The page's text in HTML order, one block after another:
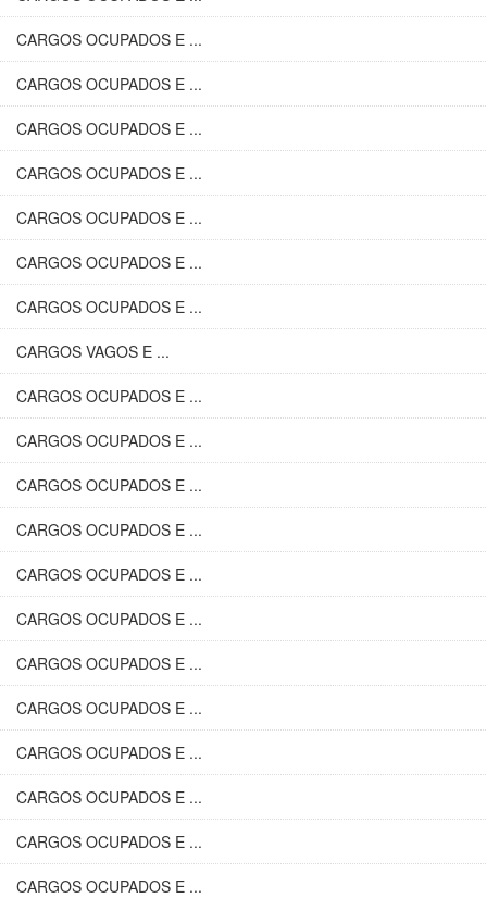
CARGOS OCUPADOS E ...
CARGOS OCUPADOS E ...
CARGOS OCUPADOS E ...
CARGOS OCUPADOS E ...
CARGOS OCUPADOS E ...
CARGOS OCUPADOS E ...
CARGOS OCUPADOS E ...
CARGOS VAGOS E ...
CARGOS OCUPADOS E ...
CARGOS OCUPADOS E ...
CARGOS OCUPADOS E ...
CARGOS OCUPADOS E ...
CARGOS OCUPADOS E ...
CARGOS OCUPADOS E ...
CARGOS OCUPADOS E ...
CARGOS OCUPADOS E ...
CARGOS OCUPADOS E ...
CARGOS OCUPADOS E ...
CARGOS OCUPADOS E ...
CARGOS OCUPADOS E ...